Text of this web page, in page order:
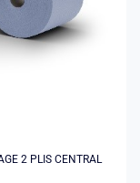
2 PLIS CENTRAL